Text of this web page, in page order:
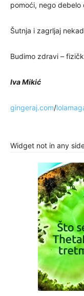
pomoći, nego debelo
Šutnja i zagrljaj
Budimo zdravi –
Iva Mikić
gingeraj.com/
Widget not in any